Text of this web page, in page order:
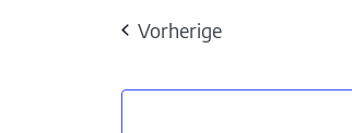
VorherigeVeranstaltungen